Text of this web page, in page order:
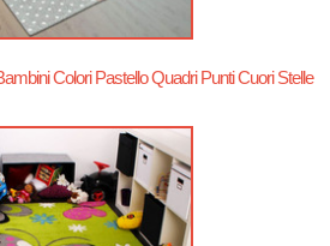
Colori Pastello Quadri Punti Cuori Stelle